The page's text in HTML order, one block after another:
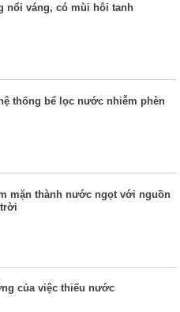
nổi váng, có mùi hôi tanh
thống bể lọc nước nhiễm phèn
mặn thành nước ngọt với nguồn
của việc thiếu nước